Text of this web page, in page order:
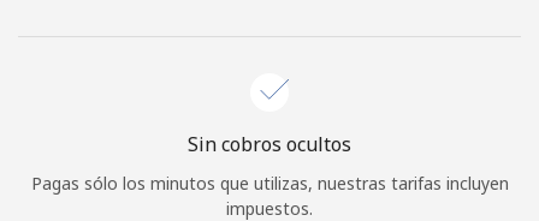
Sin cobros ocultos
Pagas sólo los minutos que utilizas, nuestras tarifas incluyen
impuestos.